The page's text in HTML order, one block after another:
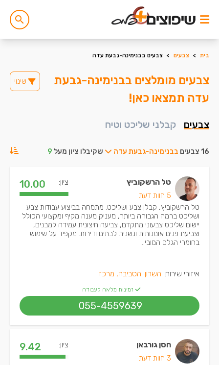
בית > צבעים > צבעים בבנימינה-גבעת עדה
צבעים מומלצים בבנימינה-גבעת
עדה תמצאו כאן!
שינוי
צבעים קבלני שליכט וטיח
16 צבעים בבנימינה-גבעת עדה שקיבלו ציון מעל 9
טל הרשקוביץ
5 חוות דעת
ציון: 10.00
טל הרשקוביץ, קבלן צבע ושליכט. מתמחה בביצוע עבודות צבע
ושליכט ברמה הגבוהה ביותר, מעניק מענה מקיף ומקצועי הכולל
יישום שליכט צבעוני מתקדם, צביעה חיצונית עמידה למבנים,
וצביעת פנים אומנותית ונשנית לבתים ודירות. מקפיד על שימוש
בחומרי הגלם המובי...
איזורי שירות: השרון והסביבה, מרכז
זמינות מלאה לעבודה
055-4559639
חסן גורבאן
3 חוות דעת
ציון: 9.42